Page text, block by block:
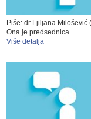
Piše: dr Ljiljana Milošević
Ona je predsednica...
Više detalja